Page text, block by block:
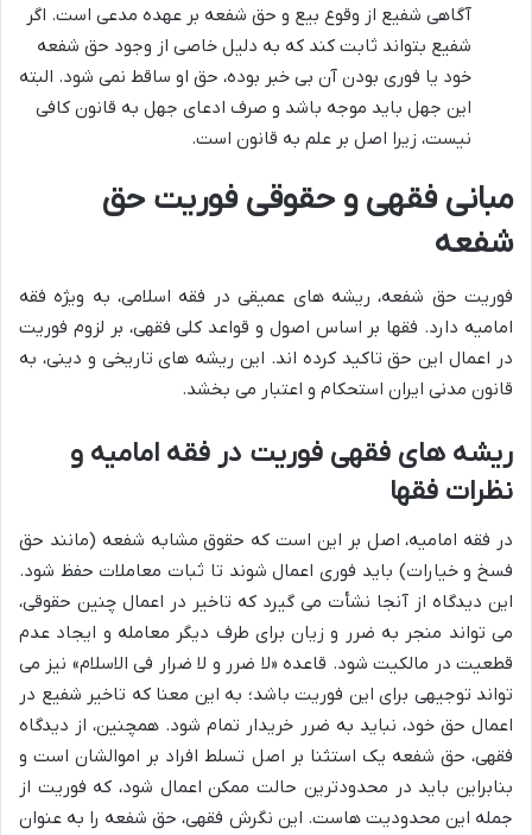
آگاهی شفیع از وقوع بیع و حق شفعه بر عهده مدعی است. اگر
شفیع بتواند ثابت کند که به دلیل خاصی از وجود حق شفعه
خود یا فوری بودن آن بی خبر بوده، حق او ساقط نمی شود. البته
این جهل باید موجه باشد و صرف ادعای جهل به قانون کافی
نیست، زیرا اصل بر علم به قانون است.
مبانی فقهی و حقوقی فوریت حق
شفعه
فوریت حق شفعه، ریشه های عمیقی در فقه اسلامی، به ویژه فقه
امامیه دارد. فقها بر اساس اصول و قواعد کلی فقهی، بر لزوم فوریت
در اعمال این حق تاکید کرده اند. این ریشه های تاریخی و دینی، به
قانون مدنی ایران استحکام و اعتبار می بخشد.
ریشه های فقهی فوریت در فقه امامیه و
نظرات فقها
در فقه امامیه، اصل بر این است که حقوق مشابه شفعه (مانند حق
فسخ و خیارات) باید فوری اعمال شوند تا ثبات معاملات حفظ شود.
این دیدگاه از آنجا نشأت می گیرد که تاخیر در اعمال چنین حقوقی،
می تواند منجر به ضرر و زیان برای طرف دیگر معامله و ایجاد عدم
قطعیت در مالکیت شود. قاعده «لا ضرر و لا ضرار فی الاسلام» نیز می
تواند توجیهی برای این فوریت باشد؛ به این معنا که تاخیر شفیع در
اعمال حق خود، نباید به ضرر خریدار تمام شود. همچنین، از دیدگاه
فقهی، حق شفعه یک استثنا بر اصل تسلط افراد بر اموالشان است و
بنابراین باید در محدودترین حالت ممکن اعمال شود، که فوریت از
جمله این محدودیت هاست. این نگرش فقهی، حق شفعه را به عنوان